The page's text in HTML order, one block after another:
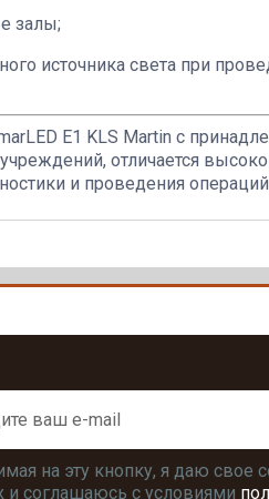
залы;
источника света при
E1 KLS Martin с
отличается
и проведения
на эту кнопку, я даю свое
и соглашаюсь с условиями